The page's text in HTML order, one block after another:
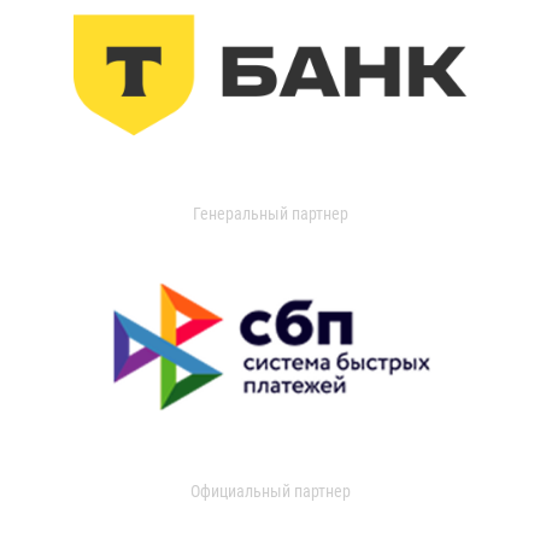
Генеральный партнер
Официальный партнер